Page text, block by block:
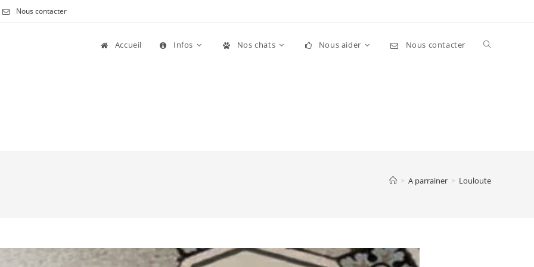
Nous contacter
Accueil Infos Nos chats Nous aider Nous contacter Toggle
> A parrainer > Louloute